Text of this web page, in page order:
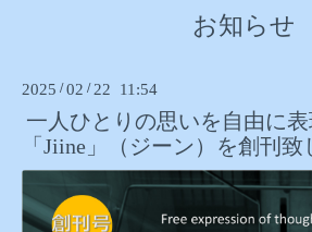
お知らせ
2025 /02 / 22 11:54
一人ひとりの思いを自由に
「Jiine」（ジーン）を創刊致